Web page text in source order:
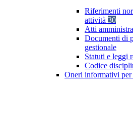
Riferimenti
attività 30
Atti
Documenti di
gestionale
Statuti e leggi
Codice
Oneri informativi per